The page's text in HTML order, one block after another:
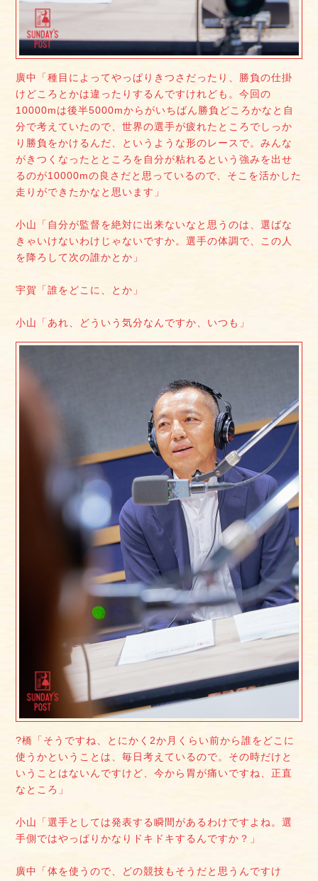
廣中「種目によってやっぱりきつさだったり、勝負の仕掛
けどころとかは違ったりするんですけれども。今回の
10000mは後半5000mからがいちばん勝負どころかなと自
分で考えていたので、世界の選手が疲れたところでしっか
り勝負をかけるんだ、というような形のレースで。みんな
がきつくなったとところを自分が粘れるという強みを出せ
るのが10000mの良さだと思っているので、そこを活かした
走りができたかなと思います」
小山「自分が監督を絶対に出来ないなと思うのは、選ばな
きゃいけないわけじゃないですか。選手の体調で、この人
を降ろして次の誰かとか」
宇賀「誰をどこに、とか」
小山「あれ、どういう気分なんですか、いつも」
?橋「そうですね、とにかく2か月くらい前から誰をどこに
使うかということは、毎日考えているので。その時だけと
いうことはないんですけど、今から胃が痛いですね、正直
なところ」
小山「選手としては発表する瞬間があるわけですよね。選
手側ではやっぱりかなりドキドキするんですか？」
廣中「体を使うので、どの競技もそうだと思うんですけ